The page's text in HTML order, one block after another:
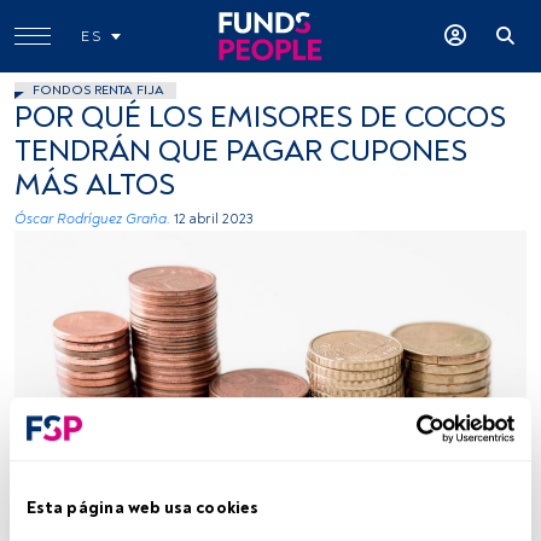
Esta página web usa cookies
ES
FONDOS RENTA FIJA
POR QUÉ LOS EMISORES DE COCOS
TENDRÁN QUE PAGAR CUPONES
MÁS ALTOS
Óscar Rodríguez Graña. 12 abril 2023
Foto: Ibrahim Rifath, Unsplash